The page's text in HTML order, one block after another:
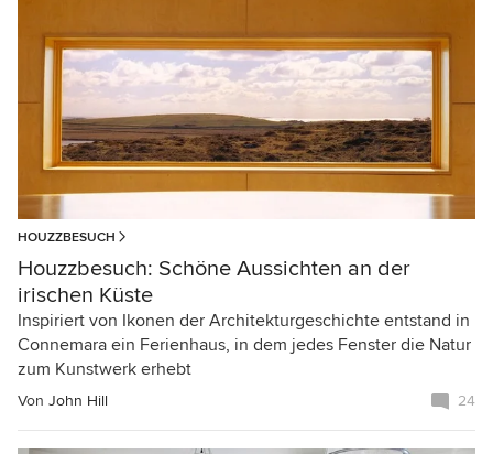
HOUZZBESUCH
Houzzbesuch: Schöne Aussichten an der
irischen Küste
Inspiriert von Ikonen der Architekturgeschichte entstand in
Connemara ein Ferienhaus, in dem jedes Fenster die Natur
zum Kunstwerk erhebt
Von John Hill 24